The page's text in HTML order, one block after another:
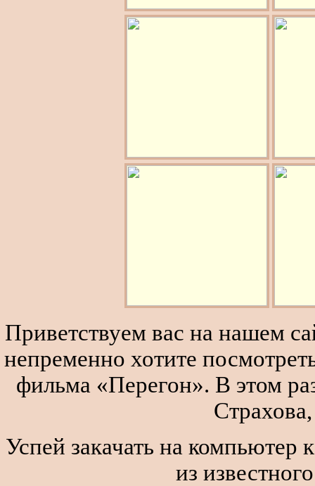
Приветствуем вас на нашем
непременно хотите
фильма «Перегон». В этом
Успей закачать на компьютер
из